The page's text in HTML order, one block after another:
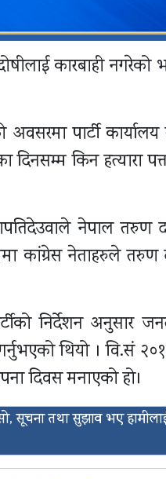
कारबाही नगरेको
पार्टी
दिनसम्म किन हत्यारा
नेपाल
कांग्रेस नेताहरुले
निर्देशन अनुसार
गर्नुभएको थियो । वि.सं
दिवस मनाएको हो।
सूचना तथा सुझाव भए